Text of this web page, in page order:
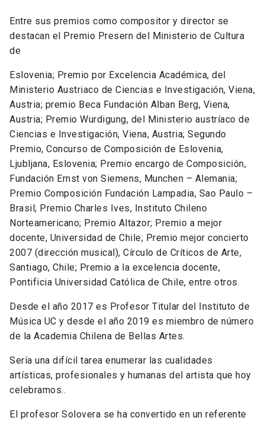
Entre sus premios como compositor y director se
destacan el Premio Presern del Ministerio de Cultura
de
Eslovenia; Premio por Excelencia Académica, del
Ministerio Austriaco de Ciencias e Investigación, Viena,
Austria; premio Beca Fundación Alban Berg, Viena,
Austria; Premio Wurdigung, del Ministerio austríaco de
Ciencias e Investigación, Viena, Austria; Segundo
Premio, Concurso de Composición de Eslovenia,
Ljubljana, Eslovenia; Premio encargo de Composición,
Fundación Ernst von Siemens, Munchen – Alemania;
Premio Composición Fundación Lampadia, Sao Paulo –
Brasil; Premio Charles Ives, Instituto Chileno
Norteamericano; Premio Altazor; Premio a mejor
docente, Universidad de Chile; Premio mejor concierto
2007 (dirección musical), Círculo de Críticos de Arte,
Santiago, Chile; Premio a la excelencia docente,
Pontificia Universidad Católica de Chile, entre otros.
Desde el año 2017 es Profesor Titular del Instituto de
Música UC y desde el año 2019 es miembro de número
de la Academia Chilena de Bellas Artes.
Sería una difícil tarea enumerar las cualidades
artísticas, profesionales y humanas del artista que hoy
celebramos..
El profesor Solovera se ha convertido en un referente